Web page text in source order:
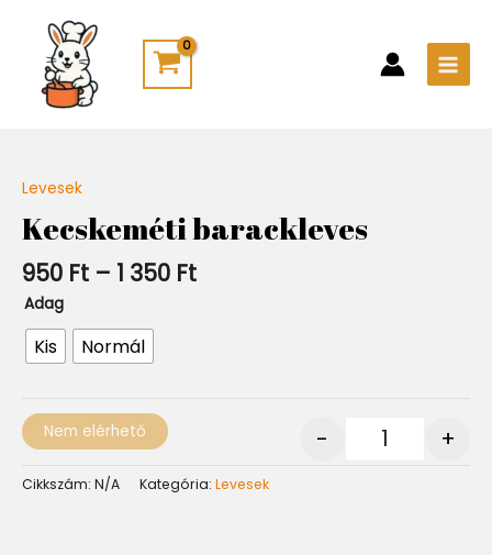
content
Levesek
Kecskeméti barackleves
950 Ft – 1 350 Ft
950 Ft
-
1
350 Ft
Adag
Kis Normál
- +
Nem elérhető
Cikkszám: N/A Kategória: Levesek